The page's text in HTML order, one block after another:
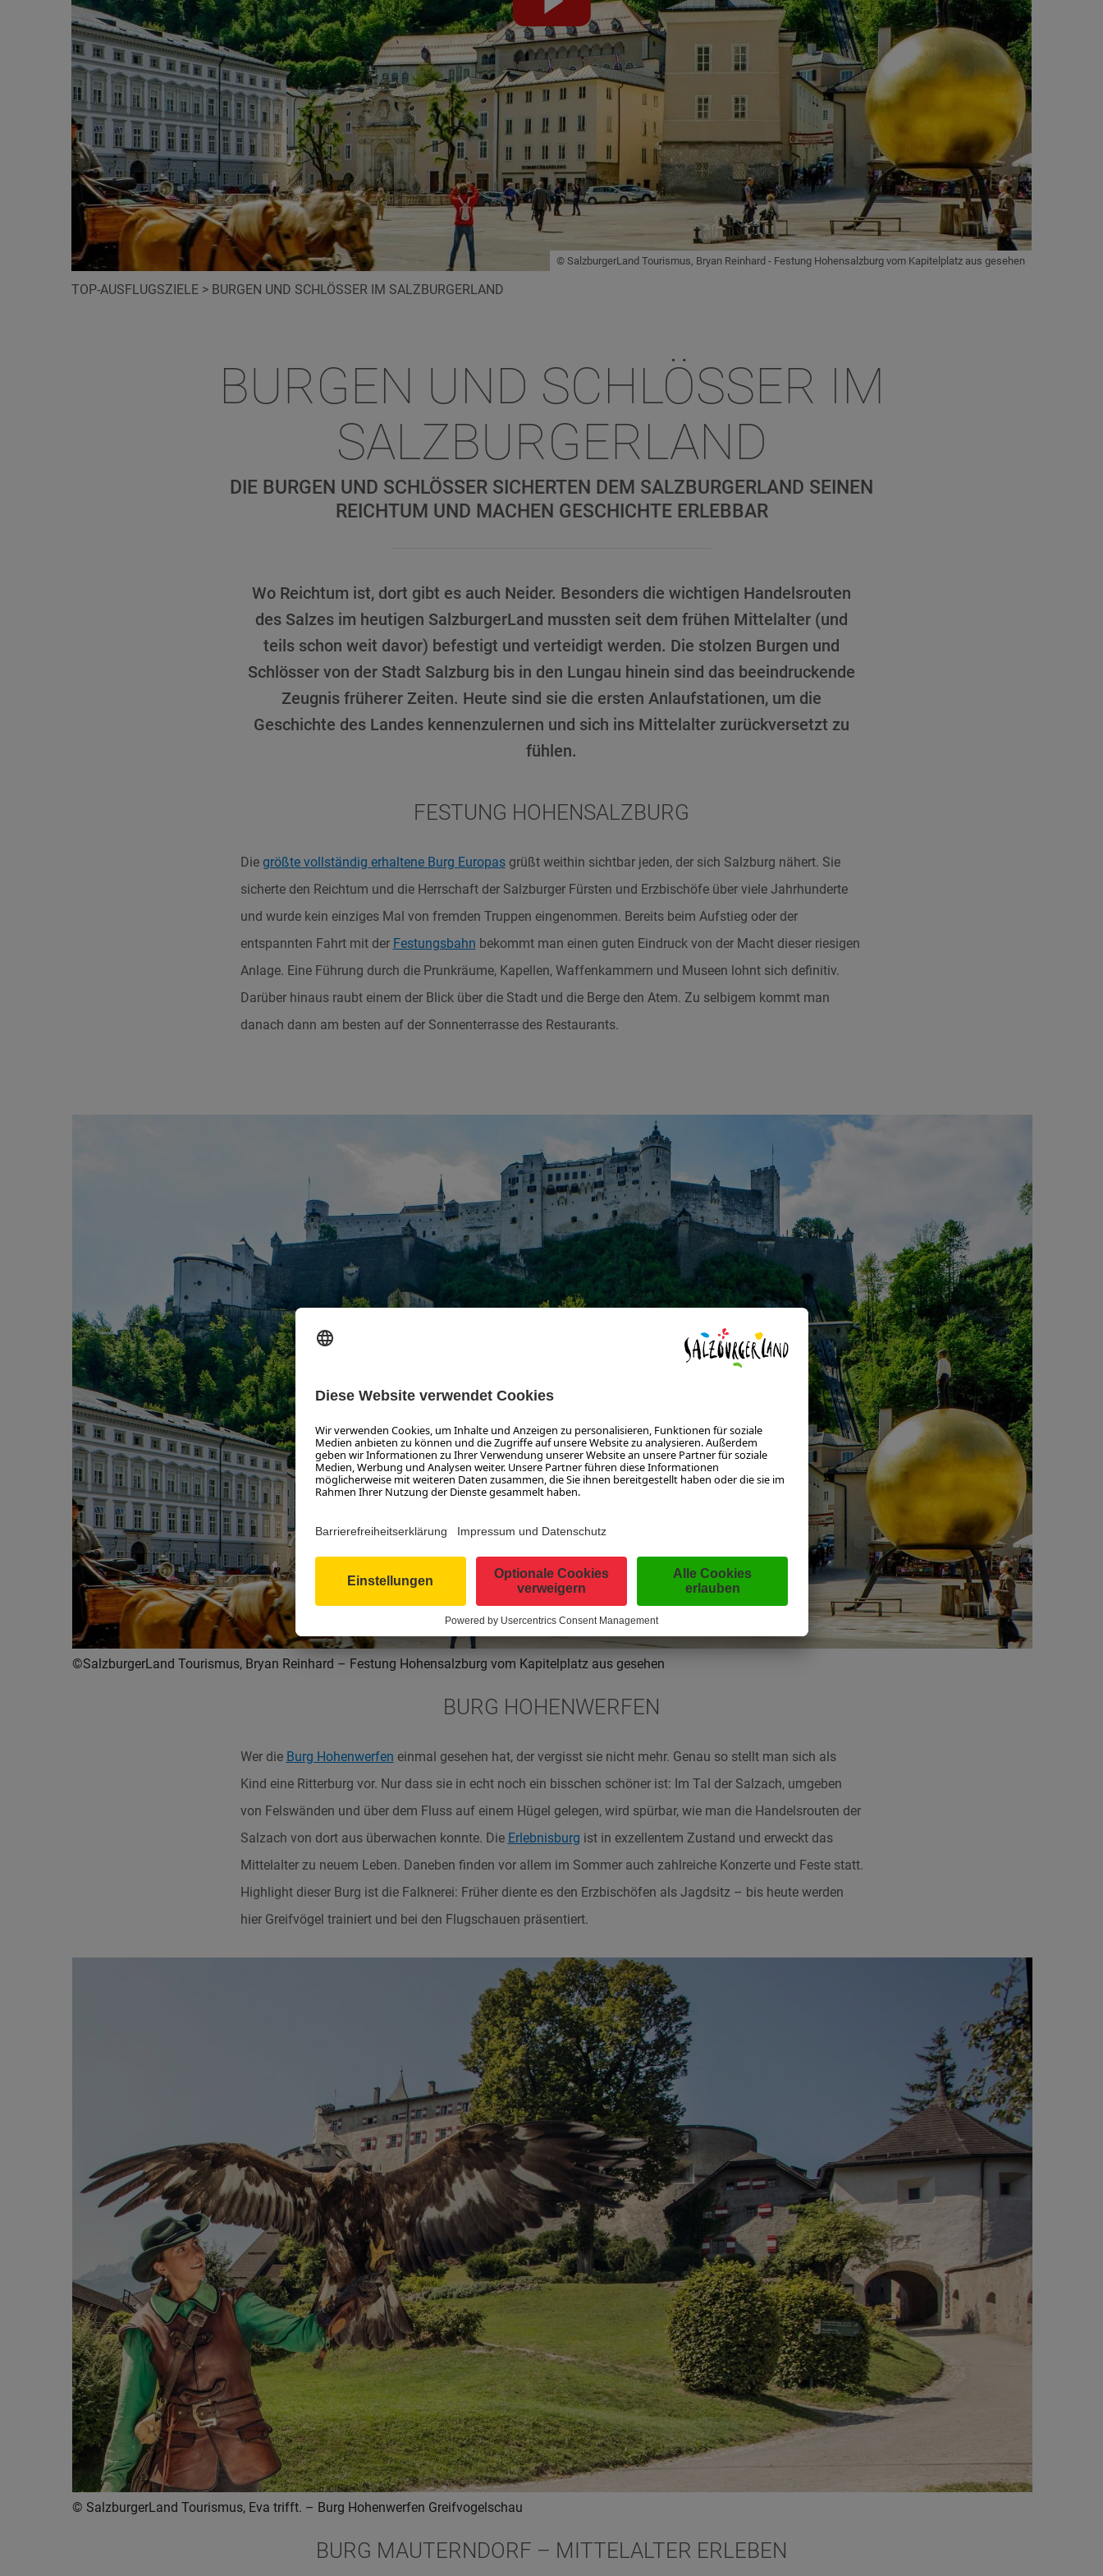
abspielen
© SalzburgerLand Tourismus, Bryan Reinhard - Festung Hohensalzburg vom Kapitelplatz aus gesehen
TOP-AUSFLUGSZIELE > BURGEN UND SCHLÖSSER IM SALZBURGERLAND
BURGEN UND SCHLÖSSER IM
SALZBURGERLAND
DIE BURGEN UND SCHLÖSSER SICHERTEN DEM SALZBURGERLAND SEINEN
REICHTUM UND MACHEN GESCHICHTE ERLEBBAR
Wo Reichtum ist, dort gibt es auch Neider. Besonders die wichtigen Handelsrouten
des Salzes im heutigen SalzburgerLand mussten seit dem frühen Mittelalter (und
teils schon weit davor) befestigt und verteidigt werden. Die stolzen Burgen und
Schlösser von der Stadt Salzburg bis in den Lungau hinein sind das beeindruckende
Zeugnis früherer Zeiten. Heute sind sie die ersten Anlaufstationen, um die
Geschichte des Landes kennenzulernen und sich ins Mittelalter zurückversetzt zu
fühlen.
FESTUNG HOHENSALZBURG
Die größte vollständig erhaltene Burg Europasgrüßt weithin sichtbar jeden, der sich Salzburg nähert. Sie
sicherte den Reichtum und die Herrschaft der Salzburger Fürsten und Erzbischöfe über viele Jahrhunderte
und wurde kein einziges Mal von fremden Truppen eingenommen. Bereits beim Aufstieg oder der
entspannten Fahrt mit der Festungsbahn bekommt man einen guten Eindruck von der Macht dieser riesigen
Anlage. Eine Führung durch die Prunkräume, Kapellen, Waffenkammern und Museen lohnt sich definitiv.
Darüber hinaus raubt einem der Blick über die Stadt und die Berge den Atem. Zu selbigem kommt man
danach dann am besten auf der Sonnenterrasse des Restaurants.
©SalzburgerLand Tourismus, Bryan Reinhard – Festung Hohensalzburg vom Kapitelplatz aus gesehen
BURG HOHENWERFEN
Wer die Burg Hohenwerfen einmal gesehen hat, der vergisst sie nicht mehr. Genau so stellt man sich als
Kind eine Ritterburg vor. Nur dass sie in echt noch ein bisschen schöner ist: Im Tal der Salzach, umgeben
von Felswänden und über dem Fluss auf einem Hügel gelegen, wird spürbar, wie man die Handelsrouten der
Salzach von dort aus überwachen konnte. Die Erlebnisburg ist in exzellentem Zustand und erweckt das
Mittelalter zu neuem Leben. Daneben finden vor allem im Sommer auch zahlreiche Konzerte und Feste statt.
Highlight dieser Burg ist die Falknerei: Früher diente es den Erzbischöfen als Jagdsitz – bis heute werden
hier Greifvögel trainiert und bei den Flugschauen präsentiert.
© SalzburgerLand Tourismus, Eva trifft. – Burg Hohenwerfen Greifvogelschau
BURG MAUTERNDORF – MITTELALTER ERLEBEN